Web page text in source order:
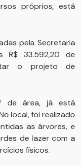
próprios, está
pela Secretaria
R$ 33.592,20 de
o projeto de
de área, já está
local, foi realizado
as árvores, e
de lazer com a
físicos.